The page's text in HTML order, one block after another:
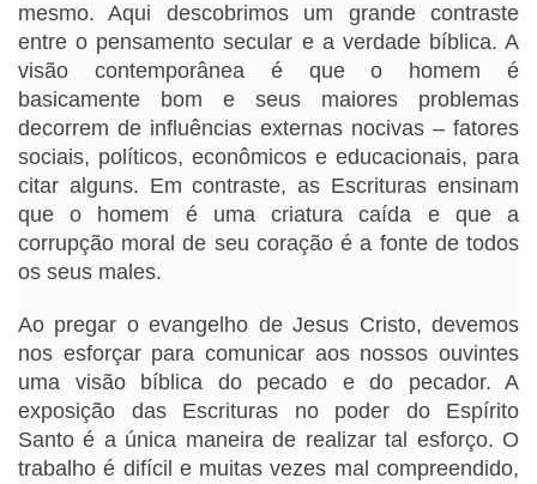
mesmo. Aqui descobrimos um grande contraste
entre o pensamento secular e a verdade bíblica. A
visão contemporânea é que o homem é
basicamente bom e seus maiores problemas
decorrem de influências externas nocivas – fatores
sociais, políticos, econômicos e educacionais, para
citar alguns. Em contraste, as Escrituras ensinam
que o homem é uma criatura caída e que a
corrupção moral de seu coração é a fonte de todos
os seus males.
Ao pregar o evangelho de Jesus Cristo, devemos
nos esforçar para comunicar aos nossos ouvintes
uma visão bíblica do pecado e do pecador. A
exposição das Escrituras no poder do Espírito
Santo é a única maneira de realizar tal esforço. O
trabalho é difícil e muitas vezes mal compreendido,